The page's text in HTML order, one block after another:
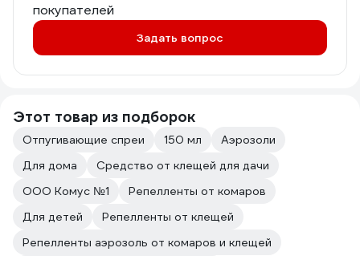
покупателей
Задать вопрос
Этот товар из подборок
Отпугивающие спреи 150 мл
Аэрозоли
Для дома
Средство от клещей для дачи
ООО Комус №1
Репелленты от комаров
Для детей
Репелленты от клещей
Репелленты аэрозоль от комаров и клещей